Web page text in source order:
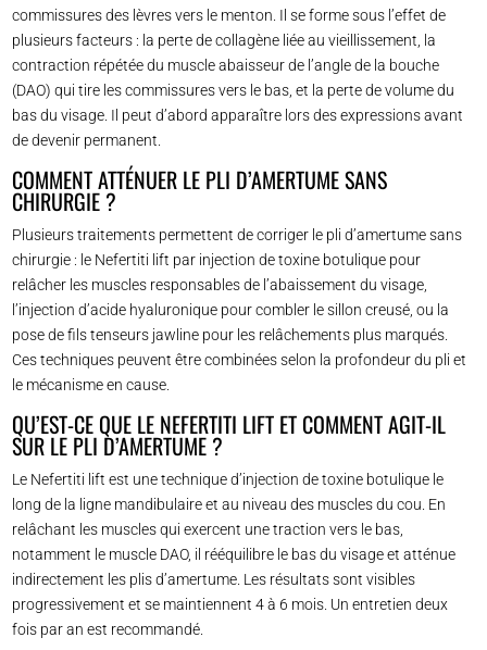
commissures des lèvres vers le menton. Il se forme sous l’effet de
plusieurs facteurs : la perte de collagène liée au vieillissement, la
contraction répétée du muscle abaisseur de l’angle de la bouche
(DAO) qui tire les commissures vers le bas, et la perte de volume du
bas du visage. Il peut d’abord apparaître lors des expressions avant
de devenir permanent.
COMMENT ATTÉNUER LE PLI D’AMERTUME SANS
CHIRURGIE ?
Plusieurs traitements permettent de corriger le pli d’amertume sans
chirurgie : le Nefertiti lift par injection de toxine botulique pour
relâcher les muscles responsables de l’abaissement du visage,
l’injection d’acide hyaluronique pour combler le sillon creusé, ou la
pose de fils tenseurs jawline pour les relâchements plus marqués.
Ces techniques peuvent être combinées selon la profondeur du pli et
le mécanisme en cause.
QU’EST-CE QUE LE NEFERTITI LIFT ET COMMENT AGIT-IL
SUR LE PLI D’AMERTUME ?
Le Nefertiti lift est une technique d’injection de toxine botulique le
long de la ligne mandibulaire et au niveau des muscles du cou. En
relâchant les muscles qui exercent une traction vers le bas,
notamment le muscle DAO, il rééquilibre le bas du visage et atténue
indirectement les plis d’amertume. Les résultats sont visibles
progressivement et se maintiennent 4 à 6 mois. Un entretien deux
fois par an est recommandé.